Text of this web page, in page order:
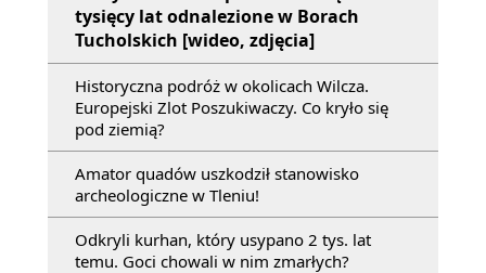
tysięcy lat odnalezione w Borach
Tucholskich [wideo, zdjęcia]
Historyczna podróż w okolicach Wilcza.
Europejski Zlot Poszukiwaczy. Co kryło się
pod ziemią?
Amator quadów uszkodził stanowisko
archeologiczne w Tleniu!
Odkryli kurhan, który usypano 2 tys. lat
temu. Goci chowali w nim zmarłych?